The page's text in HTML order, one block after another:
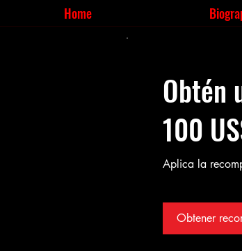
Home
Obtén
100
Aplica la
Obtener